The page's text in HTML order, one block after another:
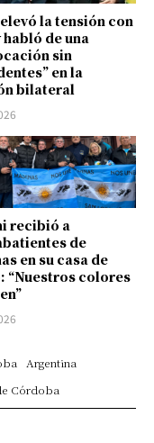
la tensión con
de una
sin
en la
bilateral
recibió a
de
en su casa de
“Nuestros colores
Argentina
Córdoba